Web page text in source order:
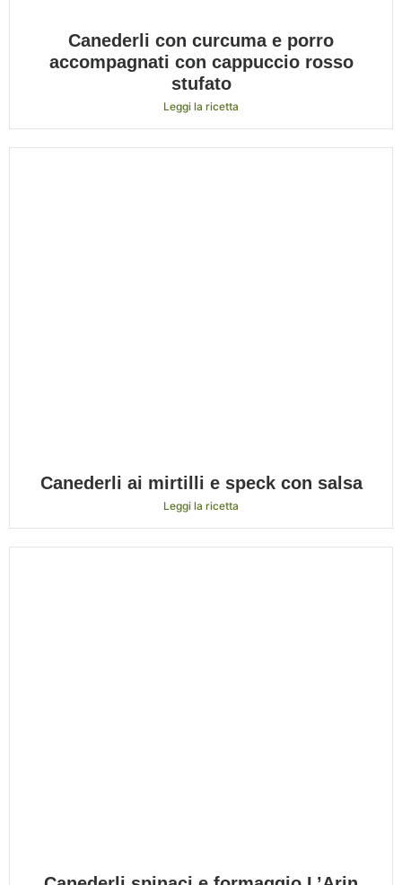
Canederli con curcuma e porro
accompagnati con cappuccio rosso
stufato
Leggi la ricetta
Canederli ai mirtilli e speck con salsa
Leggi la ricetta